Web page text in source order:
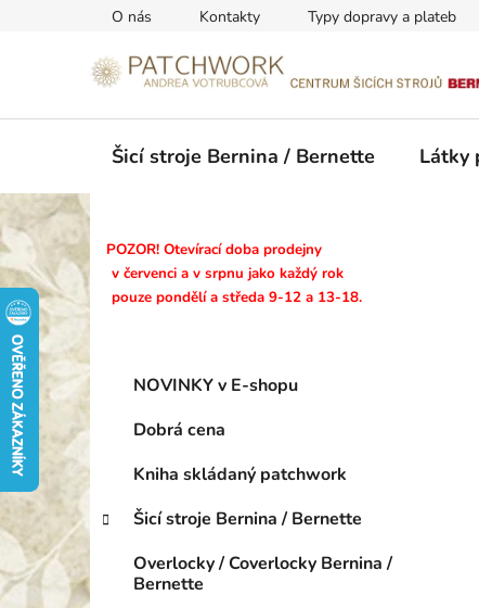
O nás Kontakty Typy dopravy a plateb
Šicí stroje Bernina / Bernette Látky
P
o
s
r
í
a
e
POZOR! Otevírací doba prodejny
v červenci a v srpnu jako každý rok
pouze pondělí a středa 9-12 a 13-18.
Přeskočit
kategorie
K
g
o
i
NOVINKY v E-shopu
Dobrá cena
Kniha skládaný patchwork
Šicí stroje Bernina / Bernette
Overlocky / Coverlocky Bernina /
Bernette